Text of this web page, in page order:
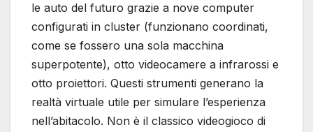
le auto del futuro grazie a nove computer
configurati in cluster (funzionano coordinati,
come se fossero una sola macchina
superpotente), otto videocamere a infrarossi e
otto proiettori. Questi strumenti generano la
realtà virtuale utile per simulare l’esperienza
nell’abitacolo. Non è il classico videogioco di